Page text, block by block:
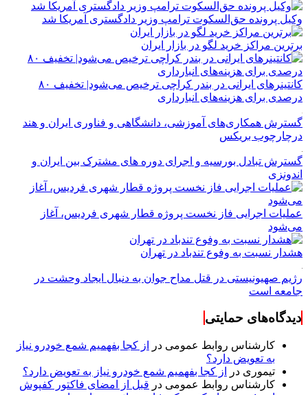
وکیل پرونده حق‌السکوت ترامپ وزیر دادگستری آمریکا شد
برترین مراکز خرید لگو در بازار ایران
کانتینرهای ایرانی در بندر کراچی ترخیص می‌شود| تخفیف ۸۰
درصدی برای هزینه‌های انبارداری
گسترش همکاری‌های آموزشی، دانشگاهی و فناوری ایران و هند
درچارچوب بریکس
گسترش تبادل بورسیه و اجرای دوره های مشترک بین ایران و
اندونزی
عملیات اجرایی فاز نخست پروژه قطار شهری فردیس، آغاز
می‌شود
هشدار نسبت به وفوع تندباد در تهران
رژیم صهیونیستی در قتل مداح جوان به دنبال ایجاد وحشت در
جامعه است
دیدگاه‌های حمایتی
کارشناس روابط عمومی در
از کجا بفهمیم شمع خودرو نیاز
به تعویض دارد؟
تیموری در
از کجا بفهمیم شمع خودرو نیاز به تعویض دارد؟
کارشناس روابط عمومی در قبل از امضای فاکتور کفپوش